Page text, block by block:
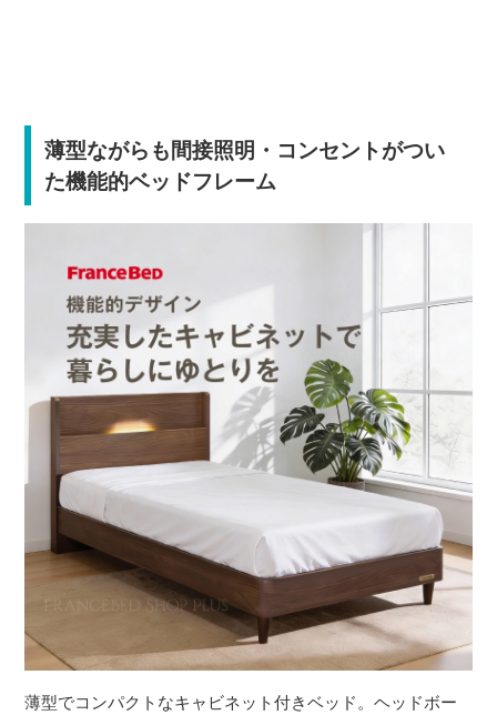
薄型ながらも間接照明・コンセントがつい
た機能的ベッドフレーム
薄型でコンパクトなキャビネット付きベッド。ヘッドボー